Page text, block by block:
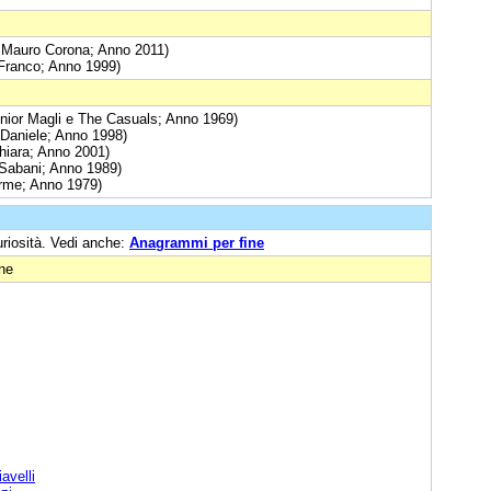
Corona; Anno 2011)
Anno 1999)
Magli e The Casuals; Anno 1969)
Anno 1998)
Anno 2001)
Anno 1989)
Anno 1979)
Vedi anche: Anagrammi per fine